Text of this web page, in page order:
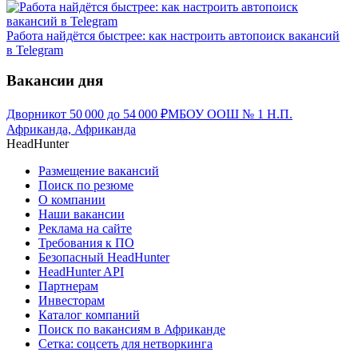
Работа найдётся быстрее: как настроить автопоиск вакансий
в Telegram
Вакансии дня
Дворникот 50 000 до 54 000 ₽МБОУ ООШ № 1 Н.П.
Африканда, Африканда
HeadHunter
Размещение вакансий
Поиск по резюме
О компании
Наши вакансии
Реклама на сайте
Требования к ПО
Безопасный HeadHunter
HeadHunter API
Партнерам
Инвесторам
Каталог компаний
Поиск по вакансиям в Африканде
Сетка: соцсеть для нетворкинга